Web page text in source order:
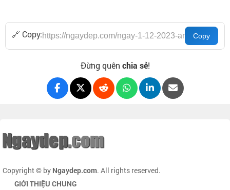
🔗 Copy:
Đừng quên chia sẻ!
Copyright © by Ngaydep.com. All rights reserved.
GIỚI THIỆU CHUNG